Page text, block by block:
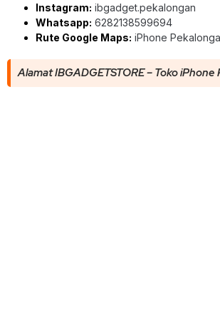
Instagram: ibgadget.pekalongan
Whatsapp: 6282138599694
Rute Google Maps: iPhone
Alamat IBGADGETSTORE – Toko